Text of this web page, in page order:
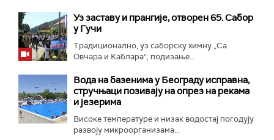
Уз заставу и прангије, отворен 65. Сабор
у Гучи
Традиционално, уз саборску химну „Са
Овчара и Каблара“, подизање...
Вода на базенима у Београду исправна,
стручњаци позивају на опрез на рекама
и језерима
Високе температуре и низак водостај погодују
развоју микроорганизама...